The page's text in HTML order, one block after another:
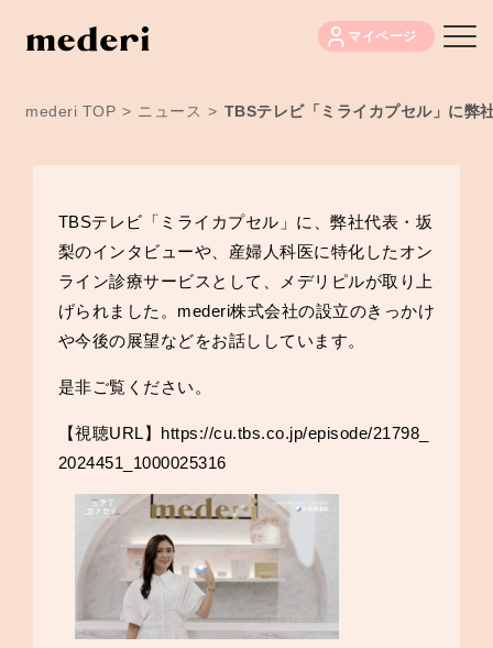
マイページ
mederi TOP > ニュース > TBSテレビ「ミライカプセル」に弊
TBSテレビ「ミライカプセル」に、弊社代表・坂
梨のインタビューや、産婦人科医に特化したオン
ライン診療サービスとして、メデリピルが取り上
げられました。mederi株式会社の設立のきっかけ
や今後の展望などをお話ししています。
是非ご覧ください。
【視聴URL】 https://cu.tbs.co.jp/episode/21798_
2024451_1000025316